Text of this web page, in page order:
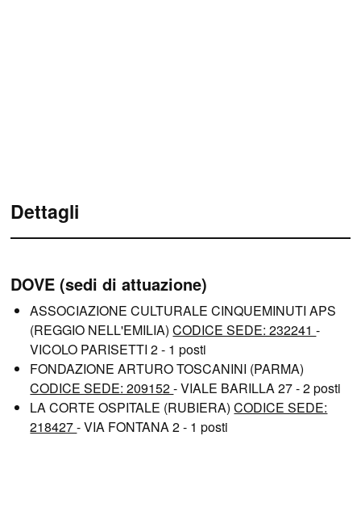
Dettagli
DOVE (sedi di attuazione)
ASSOCIAZIONE CULTURALE CINQUEMINUTI APS
(REGGIO NELL'EMILIA)CODICE SEDE: 232241-
VICOLO PARISETTI 2 - 1 posti
FONDAZIONE ARTURO TOSCANINI (PARMA)
CODICE SEDE: 209152- VIALE BARILLA 27 - 2 posti
LA CORTE OSPITALE (RUBIERA)CODICE SEDE:
218427- VIA FONTANA 2 - 1 posti